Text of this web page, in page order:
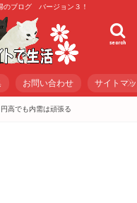
のブログ バージョン３！
search
お問い合わせ サイトマ
高でも内需は頑張る